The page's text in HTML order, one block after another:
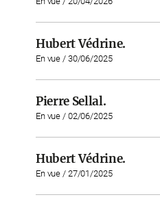
Hubert Védrine.
En vue / 30/06/2025
Pierre Sellal.
En vue / 02/06/2025
Hubert Védrine.
En vue / 27/01/2025